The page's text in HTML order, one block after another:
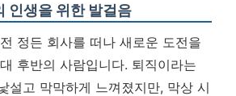
인생을 위한 발걸음
정든 회사를 떠나 새로운 도전을
후반의 사람입니다. 퇴직이라는
설고 막막하게 느껴졌지만, 막상 시